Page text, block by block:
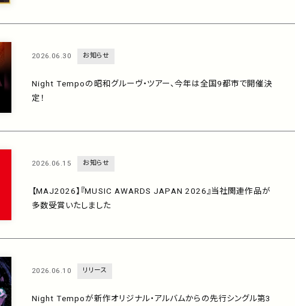
2026.06.30 お知らせ
Night Tempoの昭和グルーヴ・ツアー、今年は全国9都市で開催決
定！
2026.06.15 お知らせ
【MAJ2026】『MUSIC AWARDS JAPAN 2026』当社関連作品が
多数受賞いたしました
2026.06.10 リリース
Night Tempoが新作オリジナル・アルバムからの先行シングル第3